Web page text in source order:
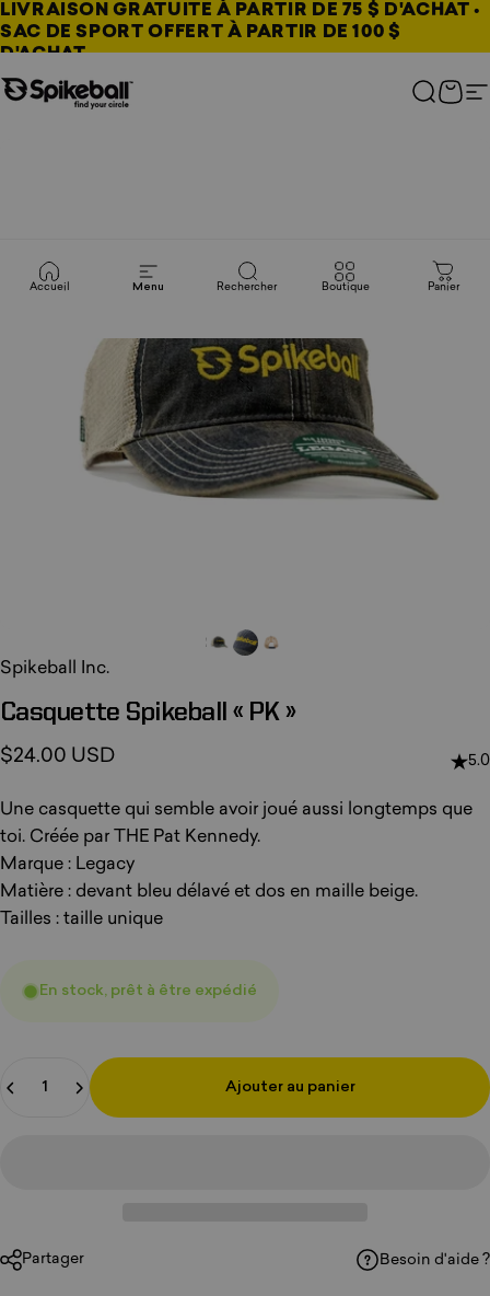
Aller au contenu
LIVRAISON GRATUITE À PARTIR DE 75 $ D'ACHAT •
SAC DE SPORT OFFERT À PARTIR DE 100 $
D'ACHAT
Boutique Spikeball
Accueil Menu Rechercher Boutique Panier
Spikeball Inc.
Casquette Spikeball « PK »
$24.00 USD 5.0
Une casquette qui semble avoir joué aussi longtemps que
toi. Créée par THE Pat Kennedy.
Marque : Legacy
Matière : devant bleu délavé et dos en maille beige.
Tailles : taille unique
En stock, prêt à être expédié
Ajouter au panier
Partager Besoin d'aide ?